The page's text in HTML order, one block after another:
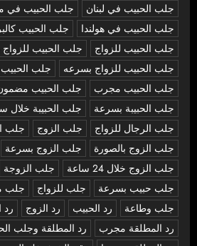
جلب الحبيب في لبنان
جلب الحبيب في
جلب الحبيب في هولندا
جلب الحبيب
جلب الحبيب للزواج
جلب الحبيب للزواج
جلب الحبيب للزواج بسرعه
جلب الحبيب
جلب الحبيب مجرب
جلب الحبيب
جلب الحبيبة بسرعة
جلب الحبيبة خلال
جلب الرجال للزواج
جلب الزوج
جلب
جلب الزوج بالصورة
جلب الزوج بسرعة
جلب الزوج خلال 24 ساعة
جلب الزوجة
جلب حبيب بسرعة
جلب للزواج جلب
جلب وطاعة
رد الحبيب رد الزوج رد
رد المطلقة مجرب
رد المطلقة وجلب